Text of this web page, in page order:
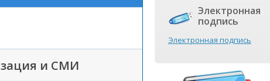
и СМИ
Электронная
подпись
Электронная подпись